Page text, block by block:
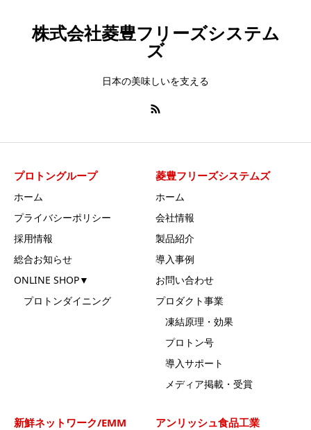
株式会社菱豊フリーズシステム
ズ
日本の美味しいを支える
プロトングループ
ホーム
プライバシーポリシー
採用情報
総合お知らせ
ONLINE SHOP▼
プロトンダイニング
菱豊フリーズシステムズ
ホーム
会社情報
製品紹介
導入事例
お問い合わせ
プロダクト事業
凍結原理・効果
プロトン号
導入サポート
メディア掲載・受賞
新鮮ネットワーク/EMM アンリッシュ食品工業